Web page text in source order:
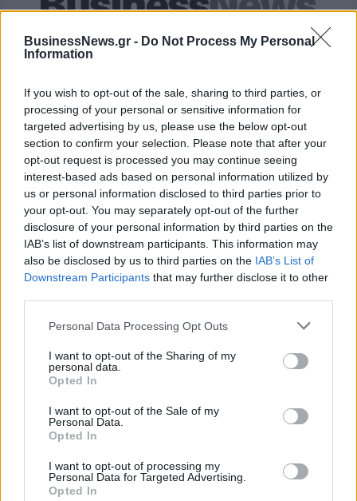
BusinessNews.gr - Do Not Process My Personal
Information
If you wish to opt-out of the sale, sharing to third parties, or
processing of your personal or sensitive information for
targeted advertising by us, please use the below opt-out
section to confirm your selection. Please note that after your
opt-out request is processed you may continue seeing
interest-based ads based on personal information utilized by
us or personal information disclosed to third parties prior to
your opt-out. You may separately opt-out of the further
disclosure of your personal information by third parties on the
IAB’s list of downstream participants. This information may
also be disclosed by us to third parties on the IAB’s List of
Downstream Participants that may further disclose it to other
Personal Data Processing Opt Outs
I want to opt-out of the Sharing of my
personal data.
Opted In
I want to opt-out of the Sale of my
Personal Data.
Opted In
I want to opt-out of processing my
Personal Data for Targeted Advertising.
Opted In
Το FIAT 500 Hybrid τώρα από
18.990 ευρώ
Ατρόμητος και Novibet
συνεχίζουν μαζί: Ανανέωση της
συνεργασίας τους μέχρι το
2028
18η συνεχόμενη χρονιά για τον ΟΤΕ στη διεθνή σειρά δεικτών
Alpha Bank: Για πρώτη φορά το Αρχαίο Θέατρο Επιδαύρου άνοιξε τις
πύλες του σε όλους
ΠΕΡΙΣΣΌΤΕΡΑ ΣΕ ΑΥΤΉ ΤΗΝ ΚΑΤΗΓΟΡΊΑ